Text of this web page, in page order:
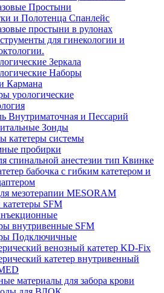
Простыни
и Полотенца Спанлейс
простыни в рулонах
для гинекологии и
Зеркала
Наборы
Кармана
урологические
Внутриматочная и Пессарий
Зонды
катетеры системы
пробирки
спинальной анестезии тип Квинке
бабочка с гибким катетером и
мезотерапии MESORAM
SFM
внутривенные SFM
Подключичные
венозный катетер KD-Fix
катетер внутривенный
материалы для забора крови